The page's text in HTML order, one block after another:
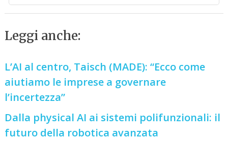
Leggi anche:
L’AI al centro, Taisch (MADE): “Ecco come
aiutiamo le imprese a governare
l’incertezza”
Dalla physical AI ai sistemi polifunzionali: il
futuro della robotica avanzata